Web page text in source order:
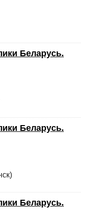
Беларусь.
Беларусь.
Беларусь.